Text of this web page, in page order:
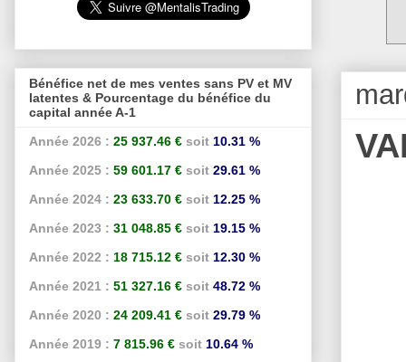
Bénéfice net de mes ventes sans PV et MV
latentes & Pourcentage du bénéfice du
capital année A-1
Année 2026 : 25 937.46 € soit 10.31 %
Année 2025 : 59 601.17 € soit 29.61 %
Année 2024 : 23 633.70 € soit 12.25 %
Année 2023 : 31 048.85 € soit 19.15 %
Année 2022 : 18 715.12 € soit 12.30 %
Année 2021 : 51 327.16 € soit 48.72 %
Année 2020 : 24 209.41 € soit 29.79 %
Année 2019 : 7 815.96 € soit 10.64 %